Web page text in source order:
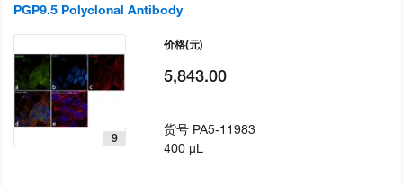
PGP9.5 Polyclonal Antibody
9
价格(元)
5,843.00
货号 PA5-11983
400 µL